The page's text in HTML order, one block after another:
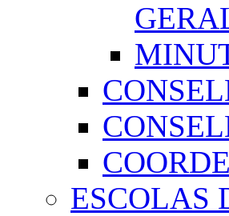
ESCOLAS